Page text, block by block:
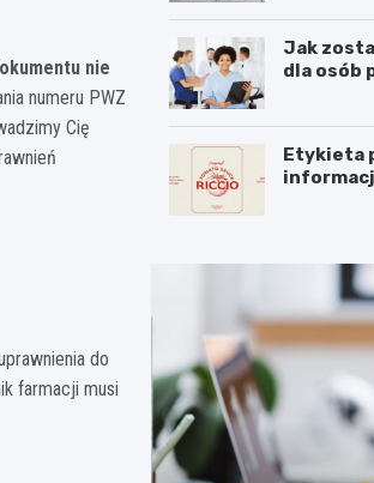
nie
numeru PWZ
Cię
do
farmacji musi
Jak
dla osób
Etykieta